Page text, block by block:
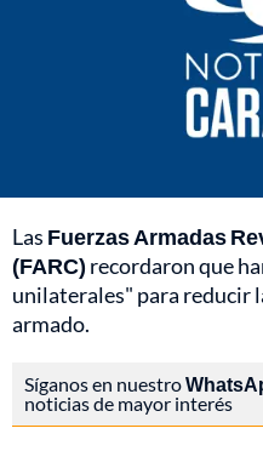
Las Fuerzas Armadas
(FARC) recordaron que
unilaterales" para reducir
armado.
Síganos en nuestro
noticias de mayor interés